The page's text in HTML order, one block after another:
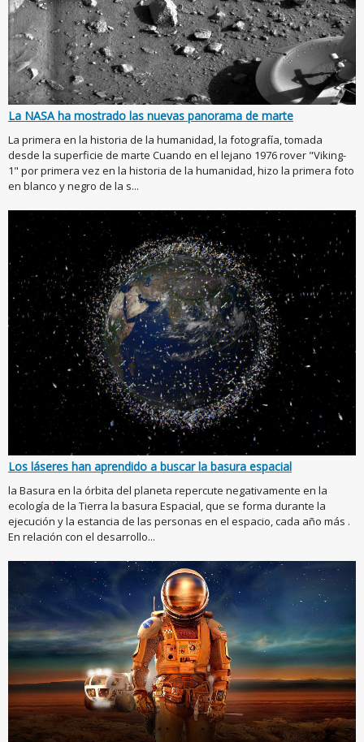
La NASA ha mostrado las nuevas panorama de marte
La primera en la historia de la humanidad, la fotografía, tomada
desde la superficie de marte Cuando en el lejano 1976 rover "Viking-
1" por primera vez en la historia de la humanidad, hizo la primera foto
en blanco y negro de la s...
Los láseres han aprendido a buscar la basura espacial
la Basura en la órbita del planeta repercute negativamente en la
ecología de la Tierra la basura Espacial, que se forma durante la
ejecución y la estancia de las personas en el espacio, cada año más .
En relación con el desarrollo...